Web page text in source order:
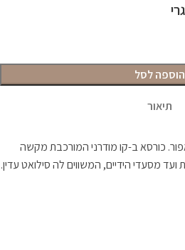
הוספה לסל
תיאור
כורסא ב-קו מודרני המורכבת מקשה
מסעדי הידיים, המשווים לה סילואט עדין.